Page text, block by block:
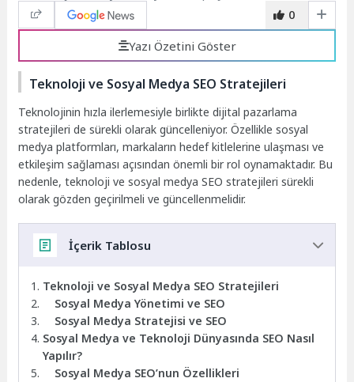
0
Yazı Özetini Göster
Teknoloji ve Sosyal Medya SEO Stratejileri
Teknolojinin hızla ilerlemesiyle birlikte dijital pazarlama
stratejileri de sürekli olarak güncelleniyor. Özellikle sosyal
medya platformları, markaların hedef kitlelerine ulaşması ve
etkileşim sağlaması açısından önemli bir rol oynamaktadır. Bu
nedenle, teknoloji ve sosyal medya SEO stratejileri sürekli
olarak gözden geçirilmeli ve güncellenmelidir.
İçerik Tablosu
Teknoloji ve Sosyal Medya SEO Stratejileri
Sosyal Medya Yönetimi ve SEO
Sosyal Medya Stratejisi ve SEO
Sosyal Medya ve Teknoloji Dünyasında SEO Nasıl
Yapılır?
Sosyal Medya SEO’nun Özellikleri